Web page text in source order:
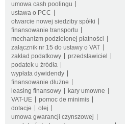
umowa cash poolingu
ustawa o PCC
otwarcie nowej siedziby spółki
finansowanie transportu
mechanizm podzielonej płatności
załącznik nr 15 do ustawy o VAT
zakład podatkowy
przedstawiciel
podatek u źródła
wypłata dywidendy
finansowanie dłużne
leasing finansowy
kary umowne
VAT-UE
pomoc de minimis
dotacje
olej
umowa gwarancji czynszowej